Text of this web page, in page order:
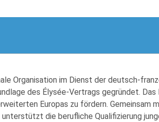
Organisation im Dienst der deutsch-
des Élysée-Vertrags gegründet.
Europas zu fördern.
die berufliche Qualifizierung